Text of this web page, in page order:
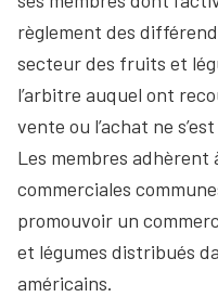
règlement des
secteur des fruits et
l’arbitre auquel ont
vente ou l’achat ne
Les membres adhèrent
commerciales
promouvoir un
et légumes distribués
américains.